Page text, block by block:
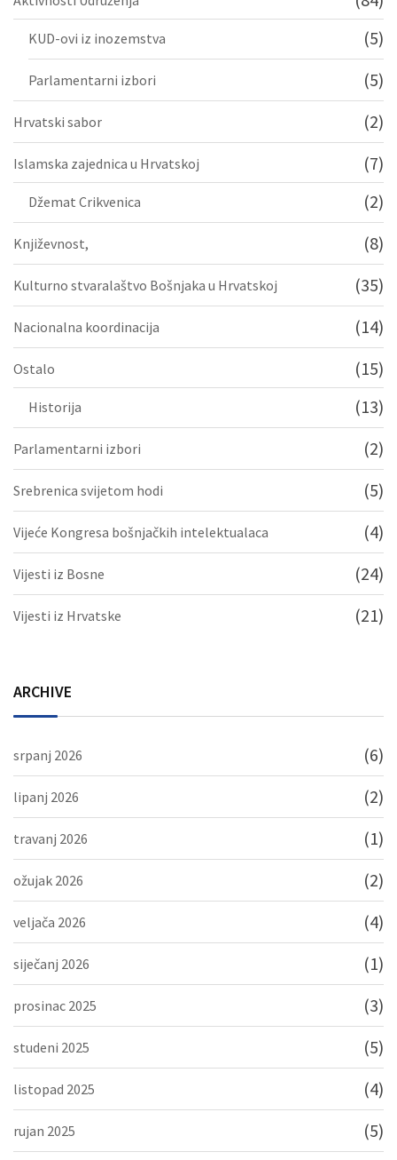
KUD-ovi iz inozemstva (5)
Parlamentarni izbori (5)
Hrvatski sabor (2)
Islamska zajednica u Hrvatskoj (7)
Džemat Crikvenica (2)
Književnost, (8)
Kulturno stvaralaštvo Bošnjaka u Hrvatskoj (35)
Nacionalna koordinacija (14)
Ostalo (15)
Historija (13)
Parlamentarni izbori (2)
Srebrenica svijetom hodi (5)
Vijeće Kongresa bošnjačkih intelektualaca (4)
Vijesti iz Bosne (24)
Vijesti iz Hrvatske (21)
ARCHIVE
srpanj 2026 (6)
lipanj 2026 (2)
travanj 2026 (1)
ožujak 2026 (2)
veljača 2026 (4)
siječanj 2026 (1)
prosinac 2025 (3)
studeni 2025 (5)
listopad 2025 (4)
rujan 2025 (5)